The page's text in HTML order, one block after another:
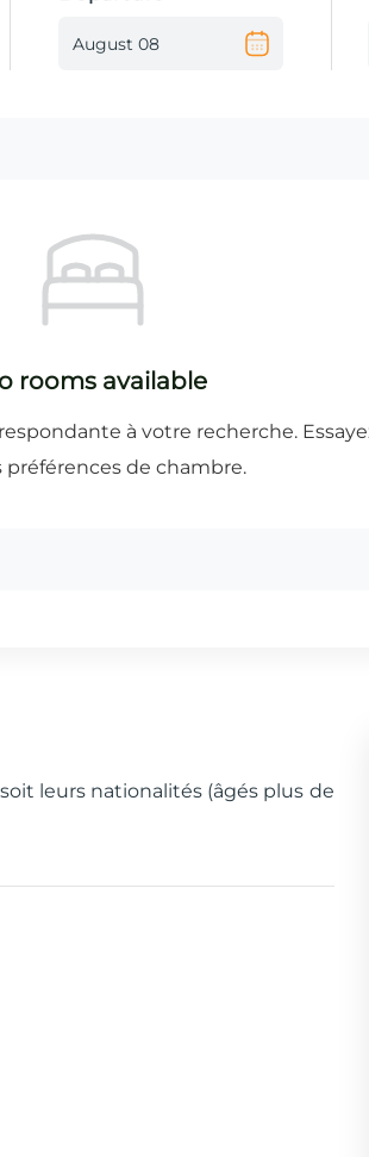
leurs nationalités (âgés plus de